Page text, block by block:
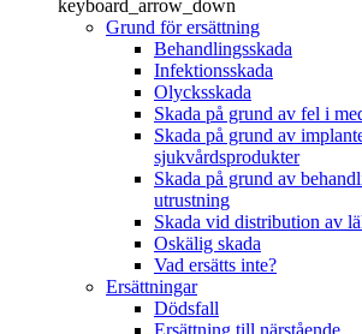
keyboard_arrow_down
Grund för ersättning
Behandlingsskada
Infektionsskada
Olycksskada
Skada på grund av fel i
Skada på grund av
sjukvårdsprodukter
Skada på grund av
utrustning
Skada vid distribution av
Oskälig skada
Vad ersätts inte?
Ersättningar
Dödsfall
Ersättning till närstående